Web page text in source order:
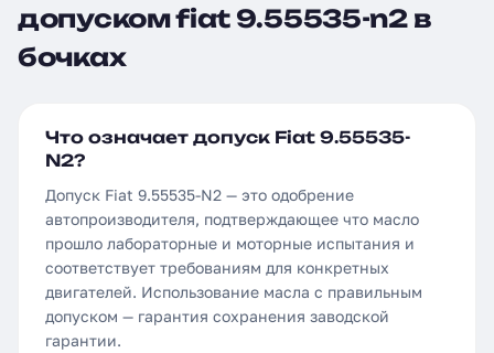
допуском fiat 9.55535-n2 в
бочках
Что означает допуск Fiat 9.55535-
N2?
Допуск Fiat 9.55535-N2 — это одобрение
автопроизводителя, подтверждающее что масло
прошло лабораторные и моторные испытания и
соответствует требованиям для конкретных
двигателей. Использование масла с правильным
допуском — гарантия сохранения заводской
гарантии.